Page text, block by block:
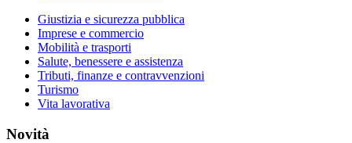
Giustizia e sicurezza pubblica
Imprese e commercio
Mobilità e trasporti
Salute, benessere e assistenza
Tributi, finanze e contravvenzioni
Turismo
Vita lavorativa
Novità